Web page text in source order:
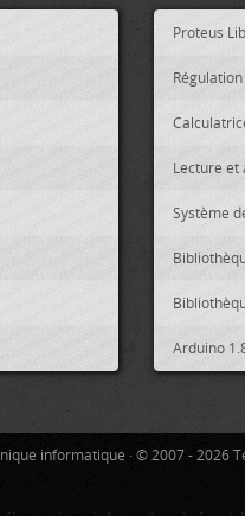
Proteus
Lecture et
Système
Arduino
informatique · © 2007 - 2026